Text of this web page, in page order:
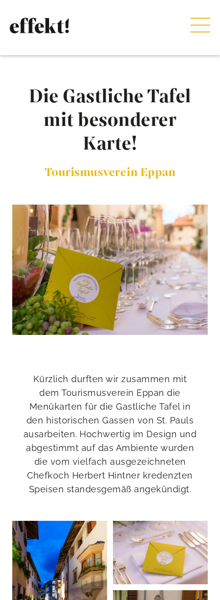
Die Gastliche Tafel
mit besonderer
Karte!
Tourismusverein Eppan
Kürzlich durften wir zusammen mit
dem Tourismusverein Eppan die
Menükarten für die Gastliche Tafel in
den historischen Gassen von St. Pauls
ausarbeiten. Hochwertig im Design und
abgestimmt auf das Ambiente wurden
die vom vielfach ausgezeichneten
Chefkoch Herbert Hintner kredenzten
Speisen standesgemäß angekündigt.